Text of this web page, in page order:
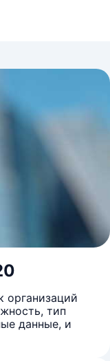
организаций
тип
данные, и